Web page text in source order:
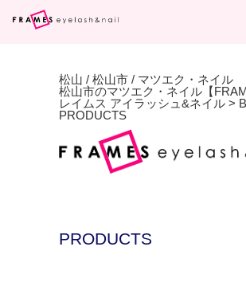
松山 / 松山市 / マツエク・ネイル
松山市のマツエク・ネイル【
レイムス アイラッシュ&ネイル >
PRODUCTS
PRODUCTS